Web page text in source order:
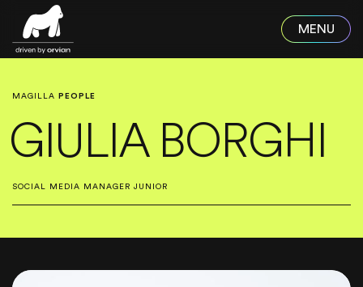
Skip to main content
MAGILLA PEOPLE
GIULIA BORGHI
SOCIAL MEDIA MANAGER JUNIOR